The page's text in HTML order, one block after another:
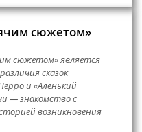
сюжетом»
сюжетом» является
сказок
и «Аленький
— знакомство с
возникновения